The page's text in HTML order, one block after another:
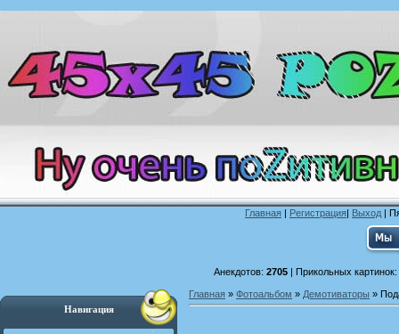
Главная | Регистрация| Выход |
Анекдотов: 2705| Прикольных картинок:
Навигация
Главная » Фотоальбом » Демотиваторы »